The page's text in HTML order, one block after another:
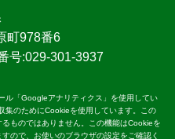
町978番6
号:029-301-3937
ル「Googleアナリティクス」を使用してい
集のためにCookieを使用しています。この
ものではありません。この機能はCookieを
ので、お使いのブラウザの設定をご確認く